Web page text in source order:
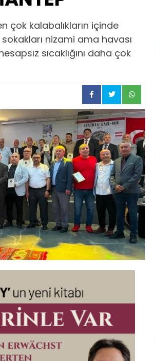
çok kalabalıkların içinde
nizami ama havası
sıcaklığını daha çok